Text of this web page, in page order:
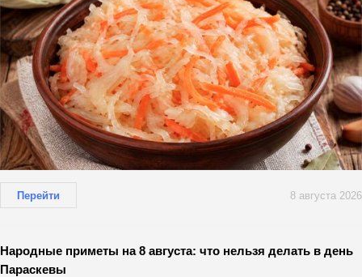
Перейти 8 августа 2026
Народные приметы на 8 августа: что нельзя делать в день
Параскевы